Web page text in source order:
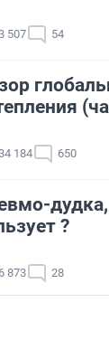
507 54
184 650
?
6 873 28